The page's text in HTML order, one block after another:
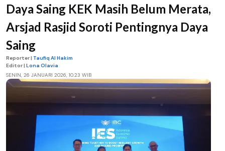
Daya Saing KEK Masih Belum Merata,
Arsjad Rasjid Soroti Pentingnya Daya
Saing
Reporter | Taufiq Al Hakim
Editor | Lona Olavia
SENIN, 26 JANUARI 2026, 10.23 WIB